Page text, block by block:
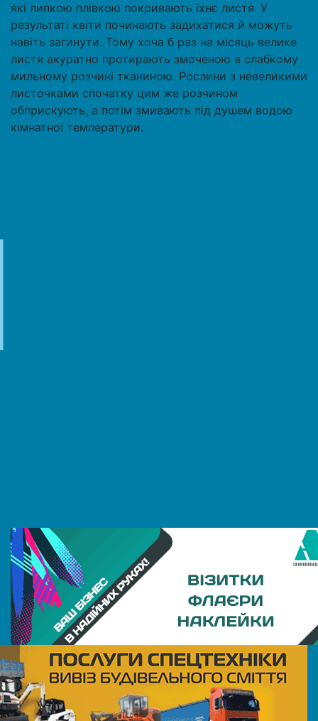
які липкою плівкою покривають їхнє листя. У
результаті квіти починають задихатися й можуть
навіть загинути. Тому хоча б раз на місяць велике
листя акуратно протирають змоченою в слабкому
мильному розчині тканиною. Рослини з невеликими
листочками спочатку цим же розчином
обприскують, а потім змивають під душем водою
кімнатної температури.